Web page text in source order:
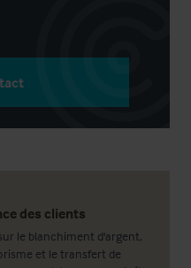
des clients
le blanchiment d'argent,
et le transfert de